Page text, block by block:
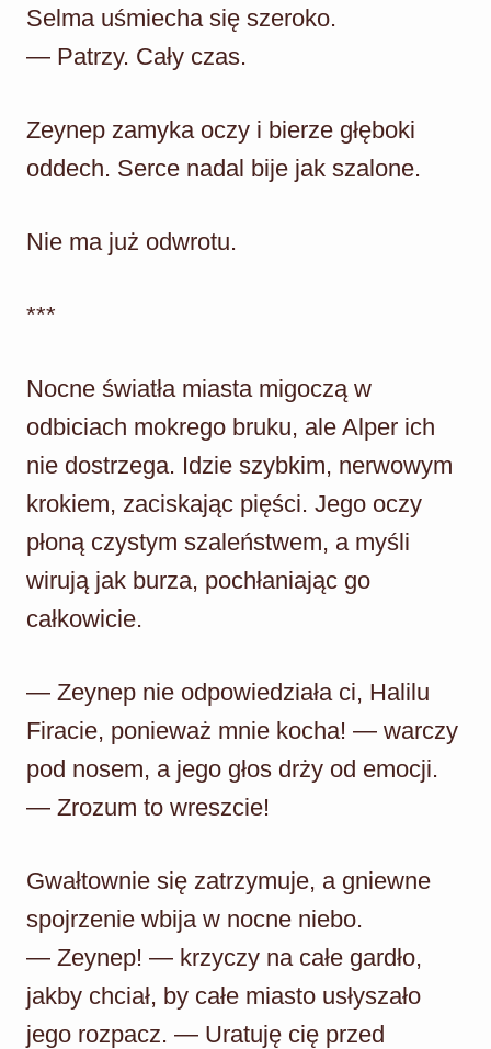
Selma uśmiecha się szeroko.
— Patrzy. Cały czas.
Zeynep zamyka oczy i bierze głęboki
oddech. Serce nadal bije jak szalone.
Nie ma już odwrotu.
***
Nocne światła miasta migoczą w
odbiciach mokrego bruku, ale Alper ich
nie dostrzega. Idzie szybkim, nerwowym
krokiem, zaciskając pięści. Jego oczy
płoną czystym szaleństwem, a myśli
wirują jak burza, pochłaniając go
całkowicie.
— Zeynep nie odpowiedziała ci, Halilu
Firacie, ponieważ mnie kocha! — warczy
pod nosem, a jego głos drży od emocji.
— Zrozum to wreszcie!
Gwałtownie się zatrzymuje, a gniewne
spojrzenie wbija w nocne niebo.
— Zeynep! — krzyczy na całe gardło,
jakby chciał, by całe miasto usłyszało
jego rozpacz. — Uratuję cię przed